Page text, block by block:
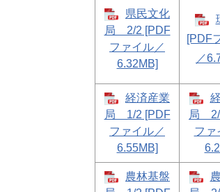
県民文化
局 2/2 [PDF
ファイル／
6.32MB]
[PDF
／
経済産業
局 1/2 [PDF
ファイル／
6.55MB]
局 2/
ファ
農林基盤